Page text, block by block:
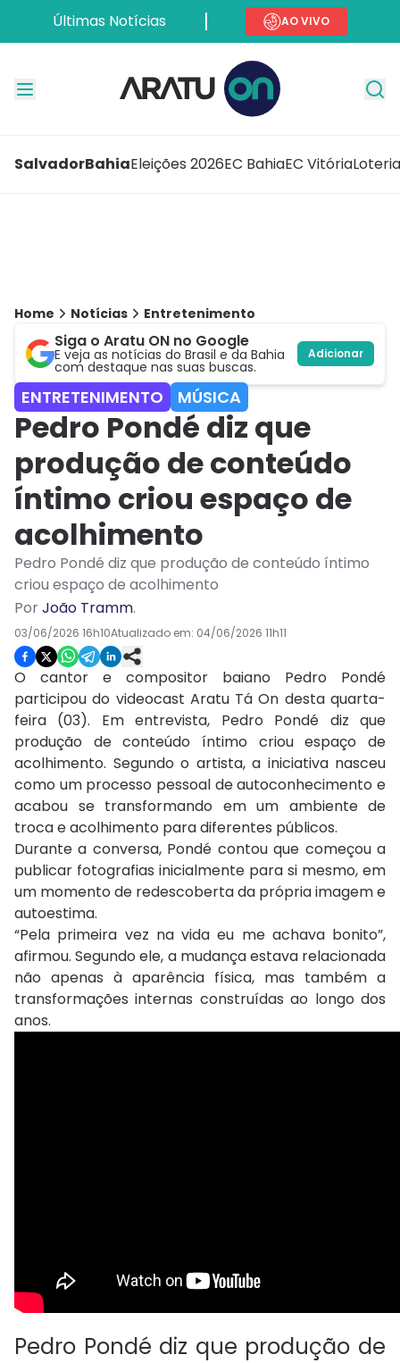
Últimas Notícias AO VIVO
SalvadorBahiaEleições 2026EC BahiaEC Vitória
Home Notícias Entretenimento
Siga o Aratu ON no Google
E veja as notícias do Brasil e da Bahia
com destaque nas suas buscas.
Adicionar
ENTRETENIMENTO MÚSICA
Pedro Pondé diz que
produção de conteúdo
íntimo criou espaço de
acolhimento
Pedro Pondé diz que produção de conteúdo íntimo
criou espaço de acolhimento
PorJoão Tramm.
03/06/2026 16h10Atualizado em: 04/06/2026 11h11
O cantor e compositor baiano Pedro Pondé
participou do videocast Aratu Tá On desta quarta-
feira (03). Em entrevista, Pedro Pondé diz que
produção de conteúdo íntimo criou espaço de
acolhimento. Segundo o artista, a iniciativa nasceu
como um processo pessoal de autoconhecimento e
acabou se transformando em um ambiente de
troca e acolhimento para diferentes públicos.
Durante a conversa, Pondé contou que começou a
publicar fotografias inicialmente para si mesmo, em
um momento de redescoberta da própria imagem e
autoestima.
“Pela primeira vez na vida eu me achava bonito”,
afirmou. Segundo ele, a mudança estava relacionada
não apenas à aparência física, mas também a
transformações internas construídas ao longo dos
anos.
Pedro Pondé diz que produção de